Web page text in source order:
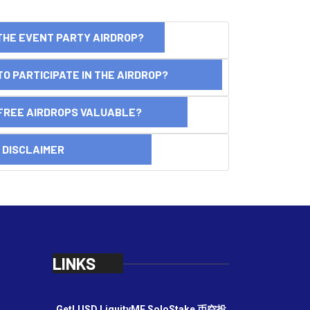
EVENT PARTY AIRDROP?
PARTICIPATE IN THE AIRDROP?
AIRDROPS VALUABLE?
LINKS